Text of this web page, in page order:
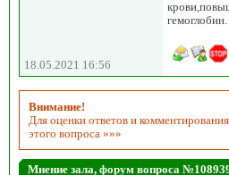
гемоглобин.
18.05.2021 16:56
Внимание!
Для оценки ответов и
этого вопроса »»»
Мнение зала, форум вопроса